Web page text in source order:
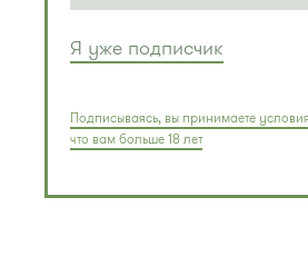
Я уже подписчик
Подписываясь, вы принимаете
что вам больше 18 лет